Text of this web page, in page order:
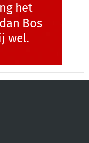
het
Bos
wel.